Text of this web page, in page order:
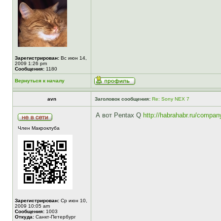
Зарегистрирован: Вс июн 14,
2009 1:26 pm
Сообщения: 1180
Вернуться к началу
avn Заголовок сообщения: Re: Sony NEX 7
Член Макроклуба
Зарегистрирован: Ср июн 10,
2009 10:05 am
Сообщения: 1003
Откуда: Санкт-Петербург
А вот Pentax Q http://habrahabr.ru/